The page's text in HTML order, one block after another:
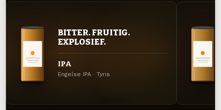
BITTER. FRUITIG.
EXPLOSIEF.
IPA
Engelse IPA · Tyris